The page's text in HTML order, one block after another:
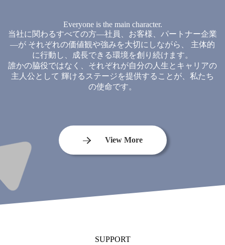
Everyone is the main character.
当社に関わるすべての方—社員、お客様、パートナー企業
—が それぞれの価値観や強みを大切にしながら、 主体的
に行動し、成長できる環境を創り続けます。
誰かの脇役ではなく、それぞれが自分の人生とキャリアの
主人公として 輝けるステージを提供することが、私たち
の使命です。
View More
SUPPORT